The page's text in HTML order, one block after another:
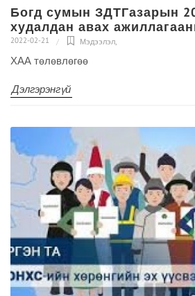
Богд сумын ЗДТГазарын
худалдан авах
2022-02-21 Мэдээлэл,
ХАА төлөвлөгөө
Дэлгэрэнгүй